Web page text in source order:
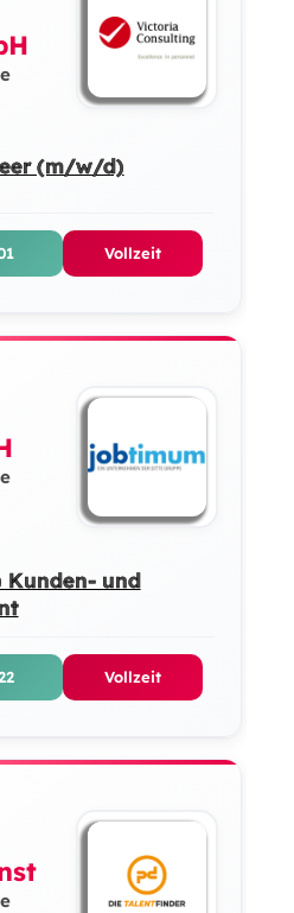
(m/w/d)
Vollzeit
und
Vollzeit